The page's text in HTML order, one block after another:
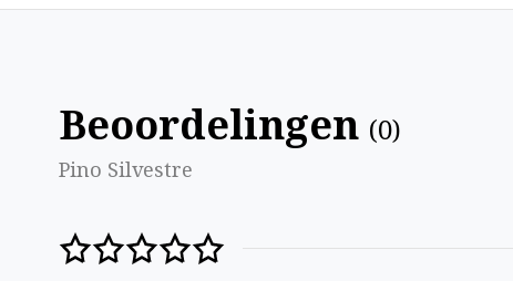
Beoordelingen (0)
Pino Silvestre